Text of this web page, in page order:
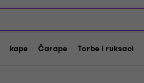
kape Čarape Torbe i ruksaci